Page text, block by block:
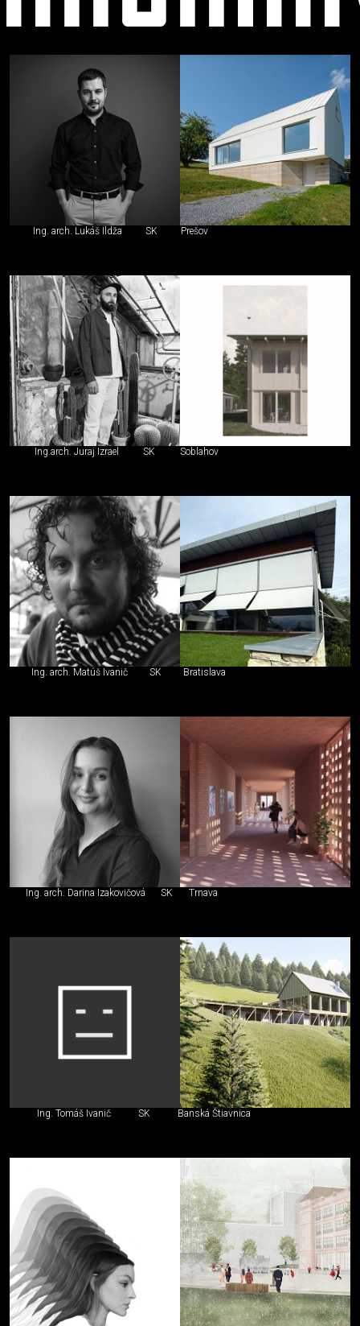
Ing. arch. Lukáš Ildža SK Prešov
Ing.arch. Juraj Izrael SK Soblahov
Ing. arch. Matúš Ivanič SK Bratislava
Ing. arch. Darina Izakovičová SK Trnava
Ing. Tomáš Ivanič SK Banská Štiavnica